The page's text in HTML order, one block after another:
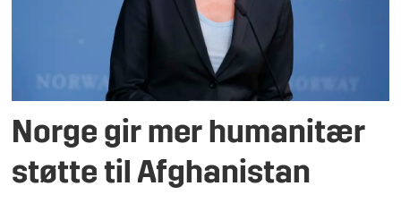
Norge gir mer humanitær
støtte til Afghanistan